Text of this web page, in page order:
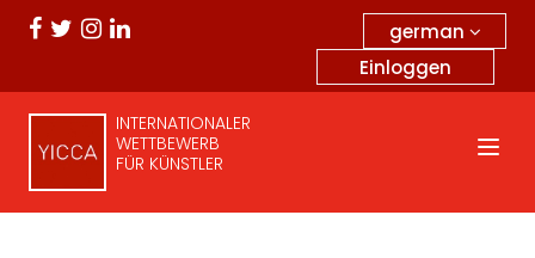
german
Einloggen
INTERNATIONALER
WETTBEWERB
FÜR KÜNSTLER